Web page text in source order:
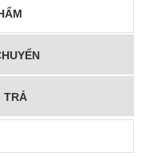
TRẢ